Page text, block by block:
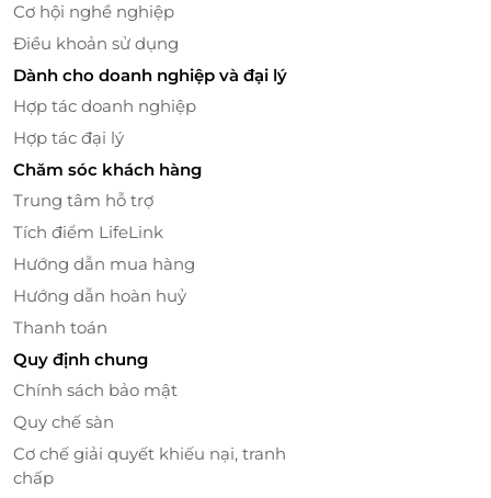
Cơ hội nghề nghiệp
Điều khoản sử dụng
Dành cho doanh nghiệp và đại lý
Hợp tác doanh nghiệp
Hợp tác đại lý
Chăm sóc khách hàng
Trung tâm hỗ trợ
Tích điểm LifeLink
Hướng dẫn mua hàng
Hướng dẫn hoàn huỷ
Thanh toán
Quy định chung
Chính sách bảo mật
Quy chế sàn
Cơ chế giải quyết khiếu nại, tranh
chấp